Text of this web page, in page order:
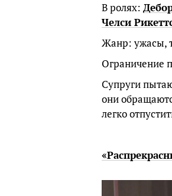
В ролях:
Челси
Жанр: ужасы,
Ограничение
Супруги
они
легко